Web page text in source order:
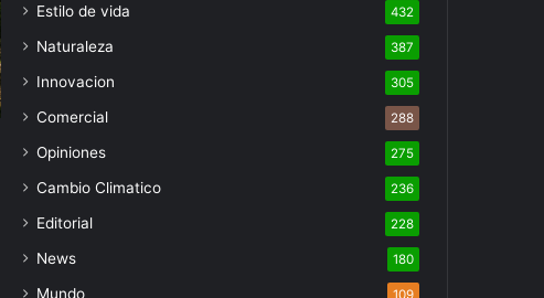
Estilo de vida 432
Naturaleza 387
Innovacion 305
Comercial 288
Opiniones 275
Cambio Climatico 236
Editorial 228
News 180
Mundo 109